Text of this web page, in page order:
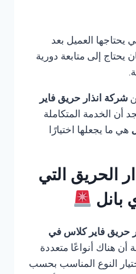
العميل بعد
يحتاج إلى متابعة دورية
شركة انذار حريق فاير
أن الخدمة المتكاملة
هي ما يجعلها اختيارًا
الحريق التي
بانل
حريق فاير كلاس في
أن هناك أنواعًا متعددة
النوع المناسب بحسب